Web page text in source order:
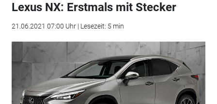
Lexus NX: Erstmals mit Stecker
21.06.2021 07:00 Uhr | Lesezeit: 5 min